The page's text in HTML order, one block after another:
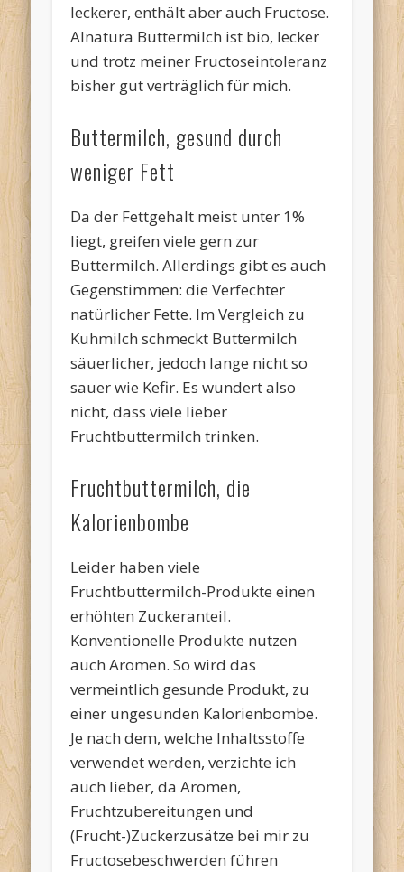
leckerer, enthält aber auch Fructose.
Alnatura Buttermilch ist bio, lecker
und trotz meiner Fructoseintoleranz
bisher gut verträglich für mich.
Buttermilch, gesund durch
weniger Fett
Da der Fettgehalt meist unter 1%
liegt, greifen viele gern zur
Buttermilch. Allerdings gibt es auch
Gegenstimmen: die Verfechter
natürlicher Fette. Im Vergleich zu
Kuhmilch schmeckt Buttermilch
säuerlicher, jedoch lange nicht so
sauer wie Kefir. Es wundert also
nicht, dass viele lieber
Fruchtbuttermilch trinken.
Fruchtbuttermilch, die
Kalorienbombe
Leider haben viele
Fruchtbuttermilch-Produkte einen
erhöhten Zuckeranteil.
Konventionelle Produkte nutzen
auch Aromen. So wird das
vermeintlich gesunde Produkt, zu
einer ungesunden Kalorienbombe.
Je nach dem, welche Inhaltsstoffe
verwendet werden, verzichte ich
auch lieber, da Aromen,
Fruchtzubereitungen und
(Frucht-)Zuckerzusätze bei mir zu
Fructosebeschwerden führen